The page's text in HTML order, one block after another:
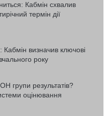
Кабмін схвалив
термін дії
визначив ключові
року
групи результатів?
оцінювання